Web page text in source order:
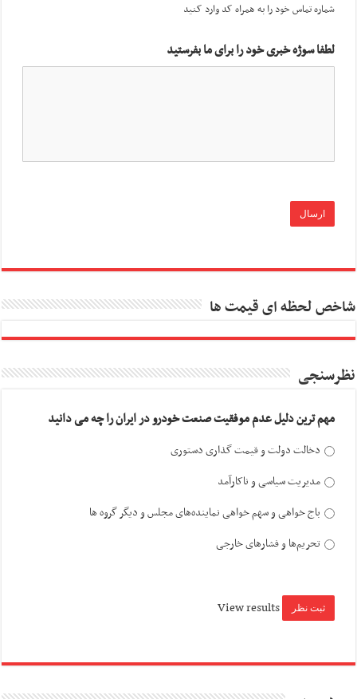
شماره تماس خود را به همراه کد وارد کنید
لطفا سوژه خبری خود را برای ما بفرستید
شاخص لحظه ای قیمت ها
نظرسنجی
مهم ترین دلیل عدم موفقیت صنعت خودرو در ایران را چه می دانید
دخالت دولت و قیمت گذاری دستوری
مدیریت سیاسی و ناکارآمد
باج خواهی و سهم خواهی نماینده‌های مجلس و دیگر گروه ها
تحریم‌ها و فشارهای خارجی
View results